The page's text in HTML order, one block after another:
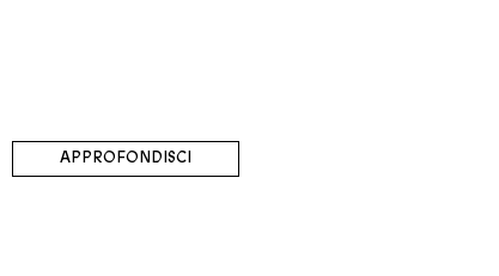
APPROFONDISCI